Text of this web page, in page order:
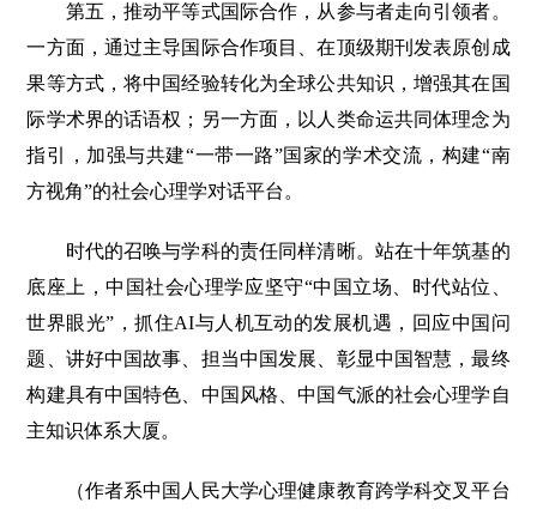
第五，推动平等式国际合作，从参与者走向引领者。
一方面，通过主导国际合作项目、在顶级期刊发表原创成
果等方式，将中国经验转化为全球公共知识，增强其在国
际学术界的话语权；另一方面，以人类命运共同体理念为
指引，加强与共建“一带一路”国家的学术交流，构建“南
方视角”的社会心理学对话平台。
时代的召唤与学科的责任同样清晰。站在十年筑基的
底座上，中国社会心理学应坚守“中国立场、时代站位、
世界眼光”，抓住AI与人机互动的发展机遇，回应中国问
题、讲好中国故事、担当中国发展、彰显中国智慧，最终
构建具有中国特色、中国风格、中国气派的社会心理学自
主知识体系大厦。
（作者系中国人民大学心理健康教育跨学科交叉平台